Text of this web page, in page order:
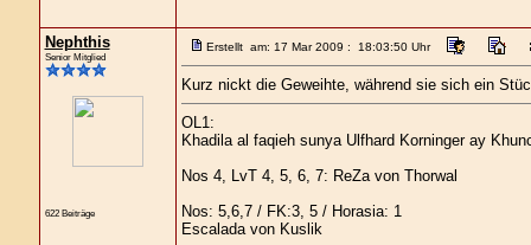
Nephthis
Senior Mitglied
622 Beiträge
Erstellt am: 17 Mar 2009 : 18:03:50 Uhr
Kurz nickt die Geweihte, während sie sich ein
OL1:
Khadila al faqieh sunya Ulfhard Korninger ay
Nos 4, LvT 4, 5, 6, 7: ReZa von Thorwal
Nos: 5,6,7 / FK:3, 5 / Horasia: 1
Escalada von Kuslik